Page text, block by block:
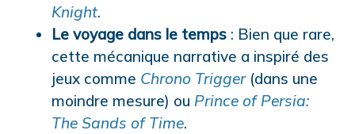
Knight.
Le voyage dans le temps : Bien que rare,
cette mécanique narrative a inspiré des
jeux comme Chrono Trigger(dans une
moindre mesure) ou Prince of Persia:
The Sands of Time.